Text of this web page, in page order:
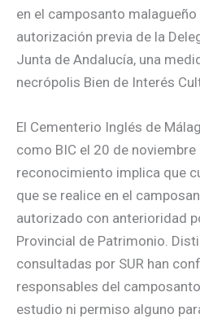
en el camposanto
autorización previa de la
Junta de Andalucía, una
necrópolis Bien de Interés
El Cementerio Inglés de
como BIC el 20 de noviembre
reconocimiento implica que
que se realice en el
autorizado con anterioridad
Provincial de Patrimonio.
consultadas por SUR han
responsables del
estudio ni permiso alguno